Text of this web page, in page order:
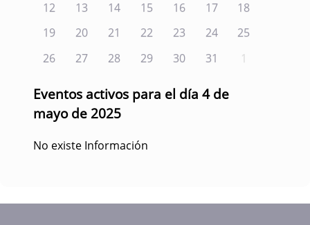
12
13 14 15 16 17
18
19
20 21 22 23 24
25
26
27 28 29 30 31 1
Eventos activos para el día 4 de
mayo de 2025
No existe Información